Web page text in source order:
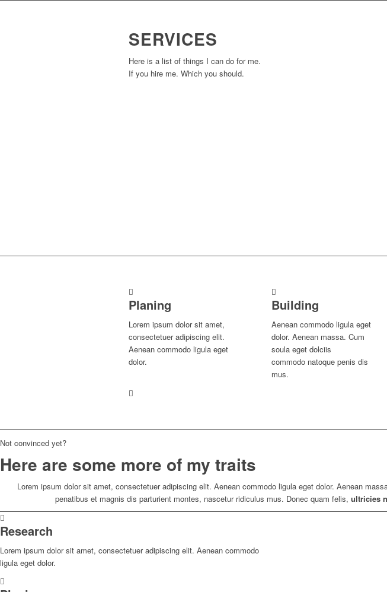
SERVICES
Here is a list of things I can do for me.
If you hire me. Which you should.
Planing
Lorem ipsum dolor sit amet,
consectetuer adipiscing elit.
Aenean commodo ligula eget
dolor.
Building
Aenean commodo ligula eget
dolor. Aenean massa. Cum
soula eget dolciis
commodo natoque penis dis
mus.
Not convinced yet?
Here are some more of my traits
Lorem ipsum dolor sit amet, consectetuer adipiscing elit. Aenean commodo ligula eget dolor. Aenean
penatibus et magnis dis parturient montes, nascetur ridiculus mus. Donec quam felis, ultricies
Research
Lorem ipsum dolor sit amet, consectetuer adipiscing elit. Aenean commodo
ligula eget dolor.